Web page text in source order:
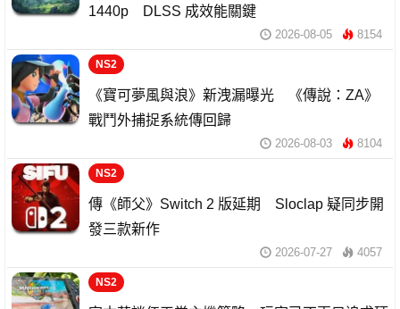
1440p DLSS 成效能關鍵
2026-08-05 8154
NS2
《寶可夢風與浪》新洩漏曝光 《傳說：ZA》
戰鬥外捕捉系統傳回歸
2026-08-03 8104
NS2
傳《師父》Switch 2 版延期 Sloclap 疑同步開
發三款新作
2026-07-27 4057
NS2